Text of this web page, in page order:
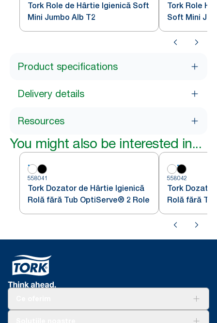
Tork Role de Hârtie Igienică Soft
Mini Jumbo Alb T2
Tork Role
Soft Mini
Product specifications
Delivery details
Resources
You might also be interested in...
558041
Tork Dozator de Hârtie Igienică
Rolă fără Tub OptiServe® 2 Role
558042
Tork
Rolă fără